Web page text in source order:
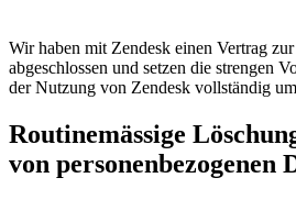
Wir haben mit Zendesk einen Vertrag
abgeschlossen und setzen die strengen
der Nutzung von Zendesk vollständig
Routinemässige
von personenbezogenen